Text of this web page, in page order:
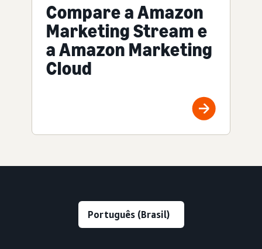
Compare a Amazon
Marketing Stream e
a Amazon Marketing
Cloud